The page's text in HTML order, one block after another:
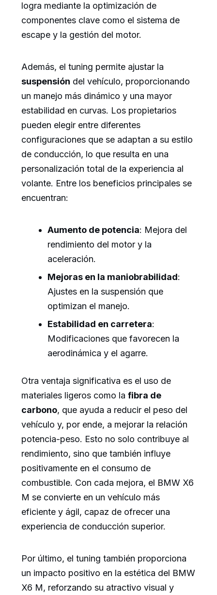
logra mediante la optimización de
componentes clave como el sistema de
escape y la gestión del motor.
Además, el tuning permite ajustar la
suspensión del vehículo, proporcionando
un manejo más dinámico y una mayor
estabilidad en curvas. Los propietarios
pueden elegir entre diferentes
configuraciones que se adaptan a su estilo
de conducción, lo que resulta en una
personalización total de la experiencia al
volante. Entre los beneficios principales se
encuentran:
Aumento de potencia: Mejora del
rendimiento del motor y la
aceleración.
Mejoras en la maniobrabilidad:
Ajustes en la suspensión que
optimizan el manejo.
Estabilidad en carretera:
Modificaciones que favorecen la
aerodinámica y el agarre.
Otra ventaja significativa es el uso de
materiales ligeros como la fibra de
carbono, que ayuda a reducir el peso del
vehículo y, por ende, a mejorar la relación
potencia-peso. Esto no solo contribuye al
rendimiento, sino que también influye
positivamente en el consumo de
combustible. Con cada mejora, el BMW X6
M se convierte en un vehículo más
eficiente y ágil, capaz de ofrecer una
experiencia de conducción superior.
Por último, el tuning también proporciona
un impacto positivo en la estética del BMW
X6 M, reforzando su atractivo visual y